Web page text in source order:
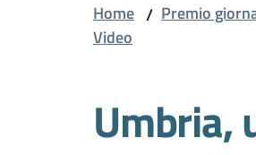
Home / Premio
Video
Umbria,